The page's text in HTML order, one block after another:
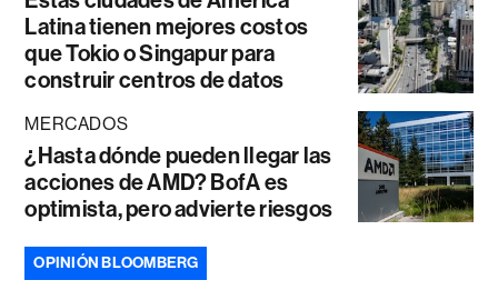
Latina tienen mejores costos
que Tokio o Singapur para
construir centros de datos
MERCADOS
¿Hasta dónde pueden llegar las
acciones de AMD? BofA es
optimista, pero advierte riesgos
OPINIÓN BLOOMBERG